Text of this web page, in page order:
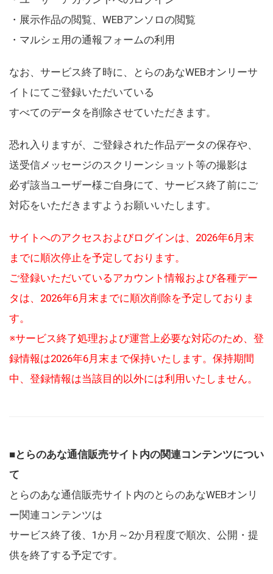
・展示作品の閲覧、WEBアンソロの閲覧
・マルシェ用の通報フォームの利用
なお、サービス終了時に、とらのあなWEBオンリーサ
イトにてご登録いただいている
すべてのデータを削除させていただきます。
恐れ入りますが、ご登録された作品データの保存や、
送受信メッセージのスクリーンショット等の撮影は
必ず該当ユーザー様ご自身にて、サービス終了前にご
対応をいただきますようお願いいたします。
サイトへのアクセスおよびログインは、2026年6月末
までに順次停止を予定しております。
ご登録いただいているアカウント情報および各種デー
タは、2026年6月末までに順次削除を予定しておりま
す。
※サービス終了処理および運営上必要な対応のため、登
録情報は2026年6月末まで保持いたします。保持期間
中、登録情報は当該目的以外には利用いたしません。
■とらのあな通信販売サイト内の関連コンテンツについ
て
とらのあな通信販売サイト内のとらのあなWEBオンリ
ー関連コンテンツは
サービス終了後、1か月～2か月程度で順次、公開・提
供を終了する予定です。